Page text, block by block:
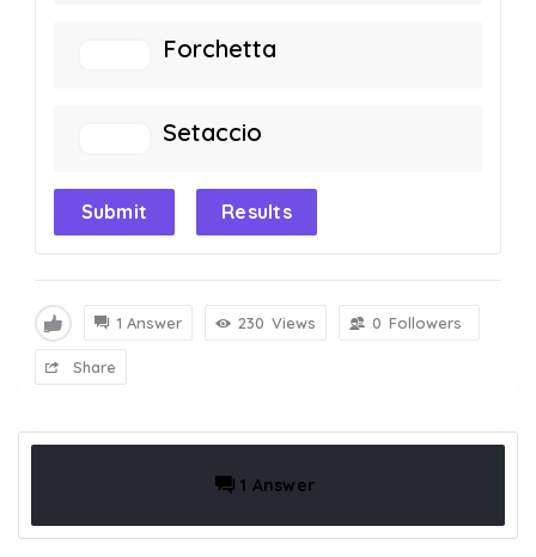
Forchetta
Setaccio
Submit Results
1 Answer 230 Views 0 Followers
Share
1 Answer